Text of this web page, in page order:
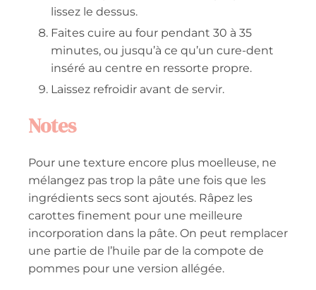
lissez le dessus.
Faites cuire au four pendant 30 à 35
minutes, ou jusqu’à ce qu’un cure-dent
inséré au centre en ressorte propre.
Laissez refroidir avant de servir.
Notes
Pour une texture encore plus moelleuse, ne
mélangez pas trop la pâte une fois que les
ingrédients secs sont ajoutés. Râpez les
carottes finement pour une meilleure
incorporation dans la pâte. On peut remplacer
une partie de l’huile par de la compote de
pommes pour une version allégée.